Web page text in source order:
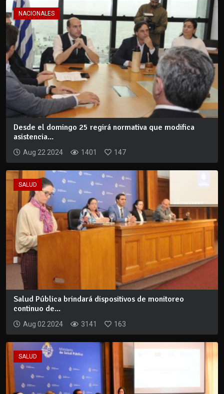
NACIONALES
Desde el domingo 25 regirá normativa que modifica
asistencia...
Aug 22 2024 1401 147
SALUD
Salud Pública brindará dispositivos de monitoreo
continuo de...
Aug 02 2024 3141 163
SALUD